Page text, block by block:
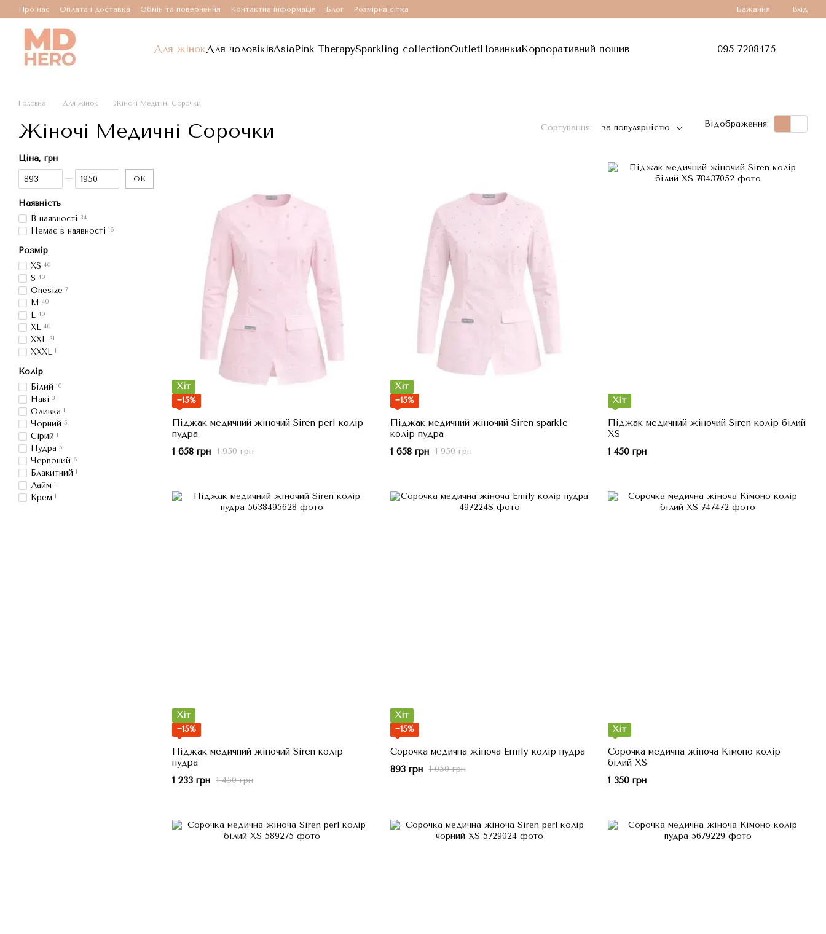
Перейти до основного контенту
Про нас Оплата і доставка Обмін та повернення Контактна інформація Блог Розмірна сітка Бажання Вхід
Для жінокДля чоловіківAsiaPink TherapySparkling collectionOutletНовинкиКорпоративний пошив 095 7208475
Головна Для жінок Жіночі Медичні Сорочки
Жіночі Медичні Сорочки Сортування: за популярністю Відображення:
Хіт
−15%
Піджак медичний жіночий Siren perl колір
пудра
1 950 грн
1 658 грн
Хіт
−15%
Піджак медичний жіночий Siren sparkle
колір пудра
1 950 грн
1 658 грн
Хіт
Піджак медичний жіночий Siren колір білий
XS
1 450 грн
Хіт
−15%
Піджак медичний жіночий Siren колір
пудра
1 450 грн
1 233 грн
Хіт
−15%
Сорочка медична жіноча Emily колір пудра
1 050 грн
893 грн
Хіт
Сорочка медична жіноча Кімоно колір
білий XS
1 350 грн
Ціна, грн
Від Ціна, грн
До Ціна, грн ОК
Наявність
В наявності 34
Немає в наявності 16
Розмір
XS 40
S 40
Onesize 7
M 40
L 40
XL 40
XXL 31
XXXL 1
Колір
Білий 10
Наві 3
Оливка 1
Чорний 5
Сірий 1
Пудра 5
Червоний 6
Блакитний 1
Лайм 1
Крем 1